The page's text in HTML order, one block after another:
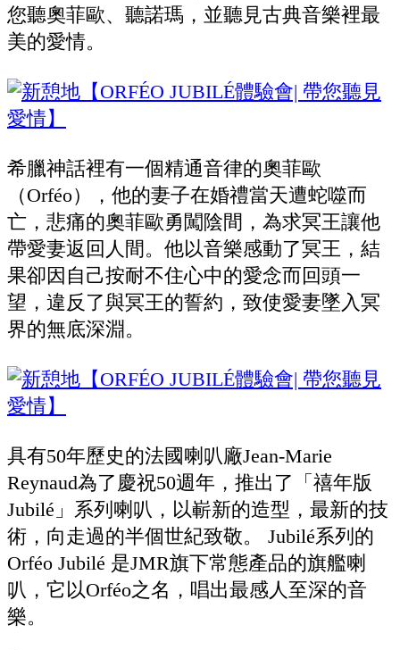
您聽奧菲歐、聽諾瑪，並聽見古典音樂裡最
美的愛情。
希臘神話裡有一個精通音律的奧菲歐
（Orféo），他的妻子在婚禮當天遭蛇噬而
亡，悲痛的奧菲歐勇闖陰間，為求冥王讓他
帶愛妻返回人間。他以音樂感動了冥王，結
果卻因自己按耐不住心中的愛念而回頭一
望，違反了與冥王的誓約，致使愛妻墜入冥
界的無底深淵。
具有50年歷史的法國喇叭廠Jean-Marie
Reynaud為了慶祝50週年，推出了「禧年版
Jubilé」系列喇叭，以嶄新的造型，最新的技
術，向走過的半個世紀致敬。 Jubilé系列的
Orféo Jubilé 是JMR旗下常態產品的旗艦喇
叭，它以Orféo之名，唱出最感人至深的音
樂。